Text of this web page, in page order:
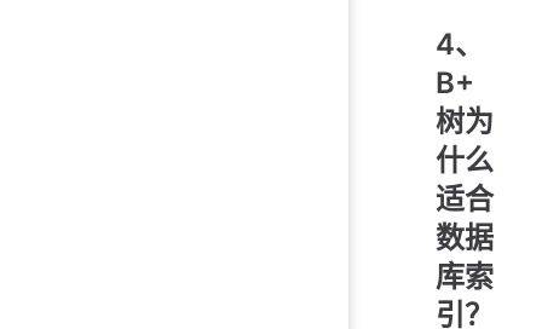
4、
B+
树为
什么
适合
数据
库索
引？